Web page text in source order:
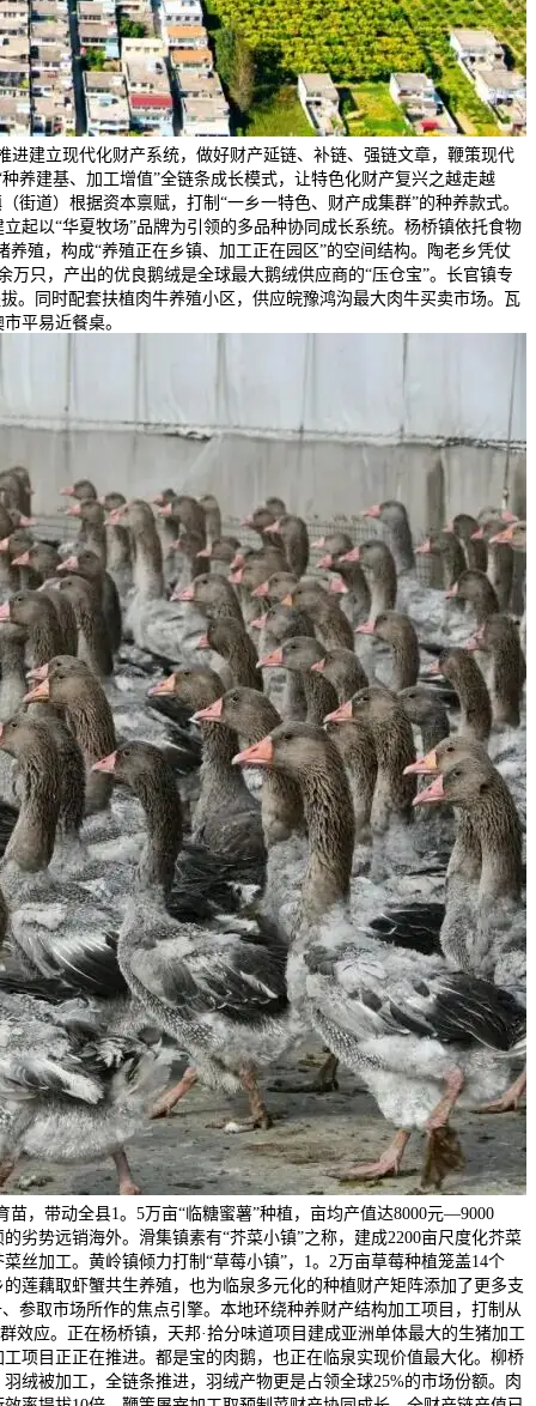
建立现代化财产系统，做好财产延链、补链、强链文章，鞭策现代
养建基、加工增值”全链条成长模式，让特色化财产复兴之越走越
道）根据资本禀赋，打制“一乡一特色、财产成集群”的种养款式。
起以“华夏牧场”品牌为引领的多品种协同成长系统。杨桥镇依托食物
殖，构成“养殖正在乡镇、加工正在园区”的空间结构。陶老乡凭仗
只，产出的优良鹅绒是全球最大鹅绒供应商的“压仓宝”。长官镇专
。同时配套扶植肉牛养殖小区，供应皖豫鸿沟最大肉牛买卖市场。瓦
平易近餐桌。
，带动全县1。5万亩“临糖蜜薯”种植，亩均产值达8000元—9000
劣势远销海外。滑集镇素有“芥菜小镇”之称，建成2200亩尺度化芥菜
丝加工。黄岭镇倾力打制“草莓小镇”，1。2万亩草莓种植笼盖14个
莲藕取虾蟹共生养殖，也为临泉多元化的种植财产矩阵添加了更多支
参取市场所作的焦点引擎。本地环绕种养财产结构加工项目，打制从
效应。正在杨桥镇，天邦·拾分味道项目建成亚洲单体最大的生猪加工
项目正正在推进。都是宝的肉鹅，也正在临泉实现价值最大化。柳桥
绒被加工，全链条推进，羽绒产物更是占领全球25%的市场份额。肉